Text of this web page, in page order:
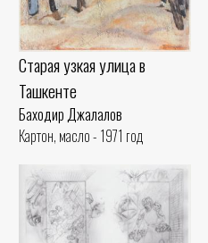
Старая узкая улица в
Ташкенте
Баходир Джалалов
Картон, масло - 1971 год